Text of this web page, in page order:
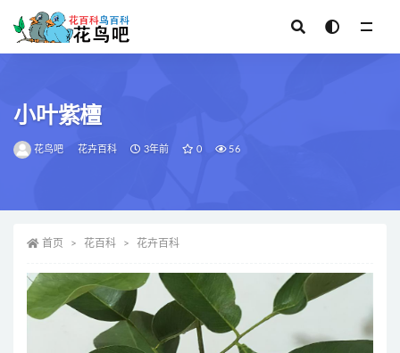
小叶紫檀
花鸟吧 花卉百科 3年前 0 56
首页 花百科 花卉百科